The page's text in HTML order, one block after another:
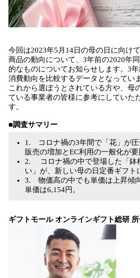
今回は2023年5月14日の母の日に向け
商品の動向について、3年前の2020年
的なものについてお知らせします。3
消費動向を比較するデータとなってい
これから選ぼうとされている方や、母
ている事業者の皆様に参考にしていた
す。
■調査サマリー
1. コロナ禍の3年間で「花」が圧
販売の増加とEC利用の一般化が
2. コロナ禍の中で登場した「鉢
い」が、新しい母の日定番ギフト
3. 物価高の中でも単価は上昇傾
単価は6,154円。
ギフトモール オンラインギフト総研